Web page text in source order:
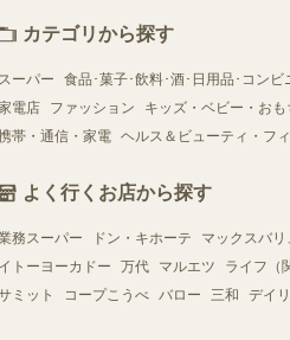
カテゴリから探す
スーパー 食品･菓子･飲料･酒･日用品･コンビ
電店
ファッション キッズ・ベビー・おも
帯・通信・家電 ヘルス＆ビューティ・フ
よく行くお店から探す
務スーパー ドン・キホーテ マックスバリ
イトーヨーカドー
万代 マルエツ ライフ（
ミット
コープこうべ バロー 三和 デイ